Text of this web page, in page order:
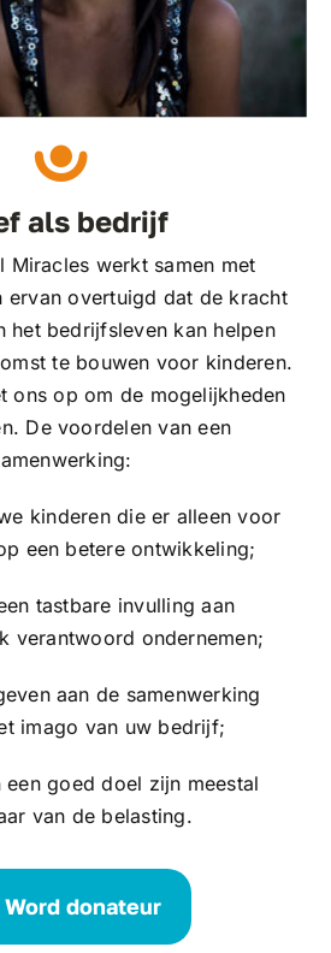
als bedrijf
Miracles werkt samen met
ervan overtuigd dat de kracht
het bedrijfsleven kan helpen
te bouwen voor kinderen.
ons op om de mogelijkheden
De voordelen van een
kinderen die er alleen voor
een betere ontwikkeling;
tastbare invulling aan
verantwoord ondernemen;
aan de samenwerking
imago van uw bedrijf;
een goed doel zijn meestal
van de belasting.
Word donateur